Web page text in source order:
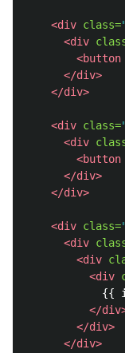
<div class=
<div
<button
</div>
</div>
<div class=
<div
<button
</div>
</div>
<div class=
<div
<div
<div
{{
</
</div>
</div>